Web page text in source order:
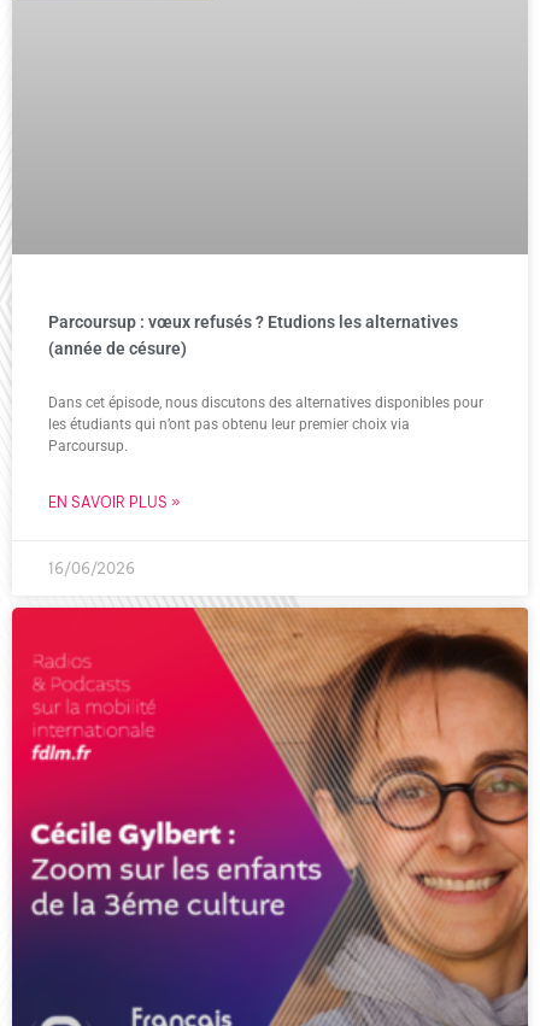
Parcoursup : vœux refusés ? Etudions les alternatives
(année de césure)
Dans cet épisode, nous discutons des alternatives disponibles pour
les étudiants qui n’ont pas obtenu leur premier choix via
Parcoursup.
EN SAVOIR PLUS »
16/06/2026